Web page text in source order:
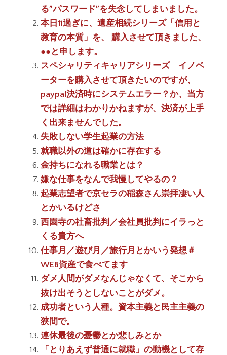
る”パスワード”を失念してしまいました。
本日11過ぎに、遺産相続シリーズ「信用と
教育の本質」を、 購入させて頂きました、
●●と申します。
スペシャリティキャリアシリーズ イノベ
ーターを購入させて頂きたいのですが、
paypal決済時にシステムエラー？か、当方
では詳細はわかりかねますが、決済が上手
く出来ませんでした。
失敗しない学生起業の方法
就職以外の道は確かに存在する
金持ちになれる職業とは？
嫌な仕事をなんで我慢してやるの？
起業志望者で京セラの稲森さん崇拝凄い人
とかいるけどさ
西園寺の社畜批判／会社員批判にイラっと
くる貴方へ
仕事月／遊び月／旅行月とかいう発想＃
WEB資産で食べてます
ダメ人間がダメなんじゃなくて、そこから
抜け出そうとしないことがダメ。
成功者という人種。資本主義と民主主義の
狭間で。
連休最後の憂鬱とか悲しみとか
「とりあえず普通に就職」の動機として存